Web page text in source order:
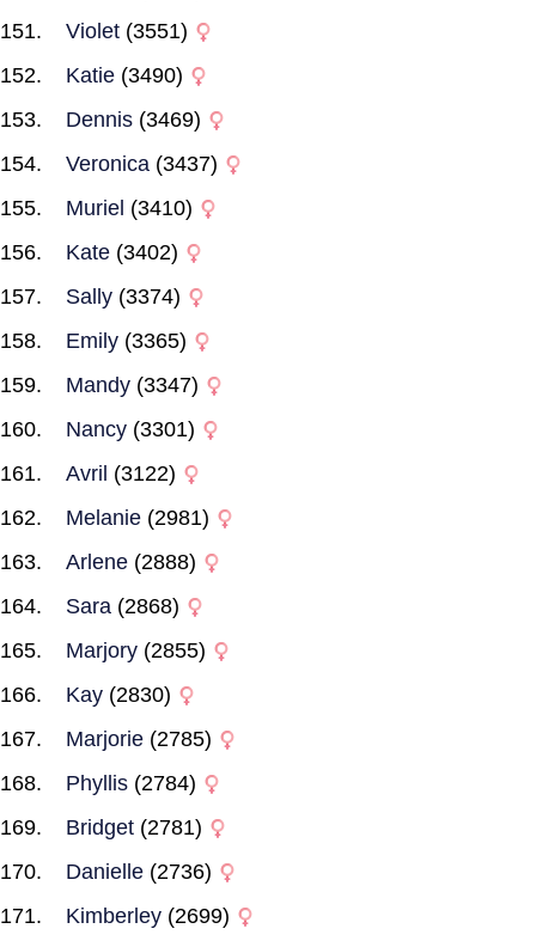
Violet (3551)
Katie (3490)
Dennis (3469)
Veronica (3437)
Muriel (3410)
Kate (3402)
Sally (3374)
Emily (3365)
Mandy (3347)
Nancy (3301)
Avril (3122)
Melanie (2981)
Arlene (2888)
Sara (2868)
Marjory (2855)
Kay (2830)
Marjorie (2785)
Phyllis (2784)
Bridget (2781)
Danielle (2736)
Kimberley (2699)